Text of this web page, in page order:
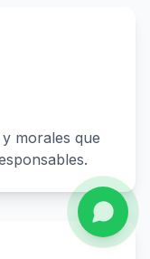
morales que